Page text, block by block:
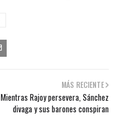
MÁS RECIENTE
Mientras Rajoy persevera, Sánchez
divaga y sus barones conspiran